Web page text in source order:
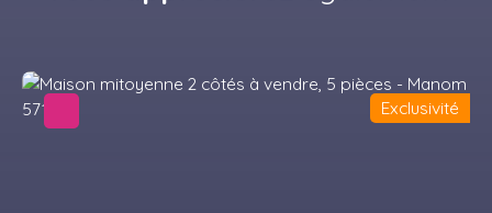
Exclusivité